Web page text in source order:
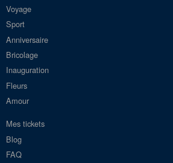
Voyage
Sport
Anniversaire
Bricolage
Inauguration
Fleurs
Amour
Mes tickets
Blog
FAQ